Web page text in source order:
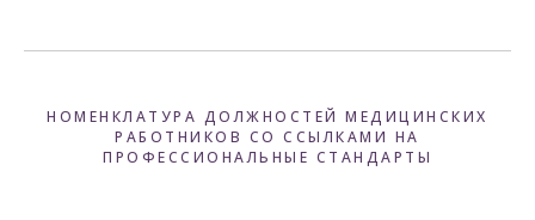
НОМЕНКЛАТУРА ДОЛЖНОСТЕЙ МЕДИЦИНСКИХ
РАБОТНИКОВ СО ССЫЛКАМИ НА
ПРОФЕССИОНАЛЬНЫЕ СТАНДАРТЫ